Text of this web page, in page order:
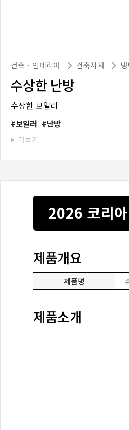
건축ㆍ인테리어 건축자재
수상한 난방
수상한 보일러
보일러 난방
더보기
2026 코리
제품개요
제품명
제품소개